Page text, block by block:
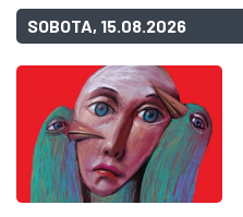
SOBOTA, 15.08.2026